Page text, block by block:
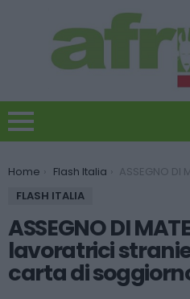
You are here:
Home Flash Italia
ASSEGNO DI MATERNITA: Alle lavoratrici straniere non serve la
FLASH ITALIA
ASSEGNO DI
lavoratrici
carta di